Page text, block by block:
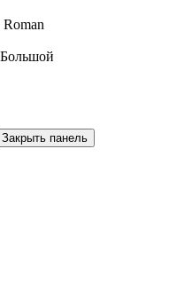
Большой
Закрыть панель